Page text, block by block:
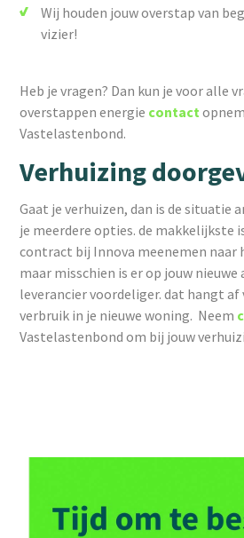
Wij houden jouw overstap van
vizier!
Heb je vragen? Dan kun je voor alle
overstappen energie contact
Vastelastenbond.
Verhuizing
Gaat je verhuizen, dan is de situatie
je meerdere opties. de makkelijkste
contract bij Innova meenemen naar
maar misschien is er op jouw nieuwe
leverancier voordeliger. dat hangt af
verbruik in je nieuwe woning. Neem
Vastelastenbond om bij jouw